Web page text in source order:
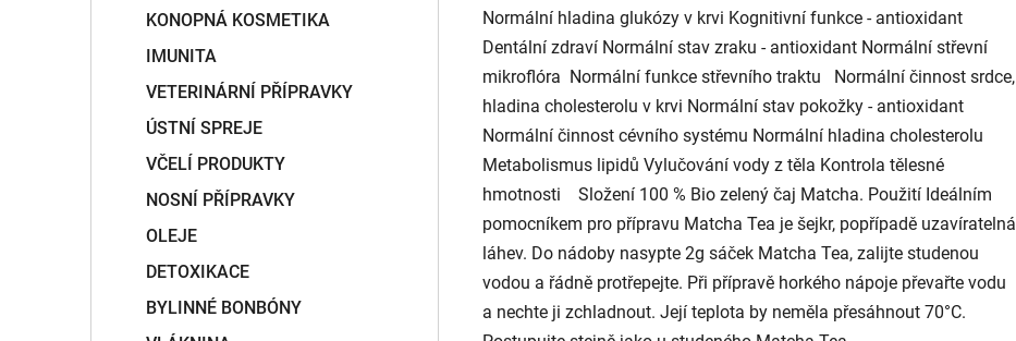
KONOPNÁ KOSMETIKA
IMUNITA
VETERINÁRNÍ PŘÍPRAVKY
ÚSTNÍ SPREJE
VČELÍ PRODUKTY
NOSNÍ PŘÍPRAVKY
OLEJE
DETOXIKACE
BYLINNÉ BONBÓNY
Normální hladina glukózy v krvi Kognitivní funkce - antioxidant
Dentální zdraví Normální stav zraku - antioxidant Normální střevní
mikroflóra Normální funkce střevního traktu Normální činnost srdce,
hladina cholesterolu v krvi Normální stav pokožky - antioxidant
Normální činnost cévního systému Normální hladina cholesterolu
Metabolismus lipidů Vylučování vody z těla Kontrola tělesné
hmotnosti Složení 100 % Bio zelený čaj Matcha. Použití Ideálním
pomocníkem pro přípravu Matcha Tea je šejkr, popřípadě uzavíratelná
láhev. Do nádoby nasypte 2g sáček Matcha Tea, zalijte studenou
vodou a řádně protřepejte. Při přípravě horkého nápoje převařte vodu
a nechte ji zchladnout. Její teplota by neměla přesáhnout 70°C.